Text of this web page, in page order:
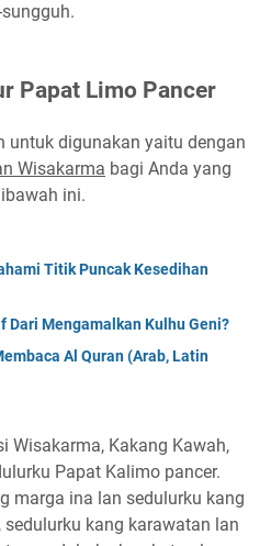
Papat Limo Pancer
untuk digunakan yaitu dengan
Wisakarma bagi Anda yang
ini.
Titik Puncak Kesedihan
Dari Mengamalkan Kulhu Geni?
Al Quran (Arab, Latin
Wisakarma, Kakang Kawah,
Papat Kalimo pancer.
marga ina lan sedulurku kang
kang karawatan lan